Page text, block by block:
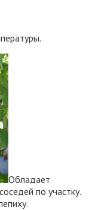
Обладает
по участку.